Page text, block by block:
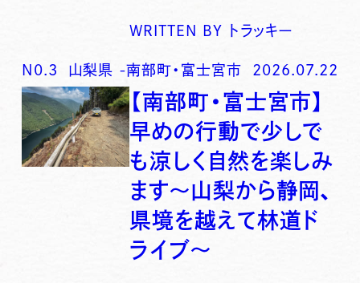
WRITTEN BY トラッキー
N0. 3 山梨県 -南部町・富士宮市 2026.07.22
【南部町・富士宮市】
早めの行動で少しで
も涼しく自然を楽しみ
ます〜山梨から静岡、
県境を越えて林道ド
ライブ〜